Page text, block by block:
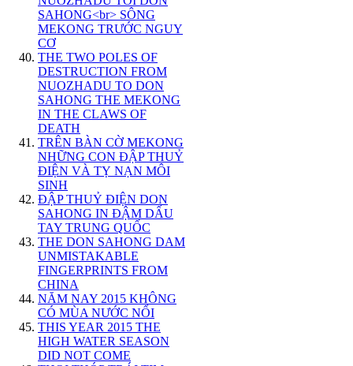
SAHONG<br> SÔNG
MEKONG TRƯỚC NGUY
CƠ
THE TWO POLES OF
DESTRUCTION FROM
NUOZHADU TO DON
SAHONG THE MEKONG
IN THE CLAWS OF
DEATH
TRÊN BÀN CỜ MEKONG
NHỮNG CON ĐẬP THUỶ
ĐIỆN VÀ TỴ NẠN MÔI
SINH
ĐẬP THUỶ ĐIỆN DON
SAHONG IN ĐẬM DẤU
TAY TRUNG QUỐC
THE DON SAHONG DAM
UNMISTAKABLE
FINGERPRINTS FROM
CHINA
NĂM NAY 2015 KHÔNG
CÓ MÙA NƯỚC NỔI
THIS YEAR 2015 THE
HIGH WATER SEASON
DID NOT COME